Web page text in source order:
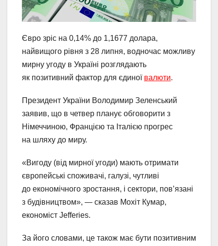
Євро зріс на 0,14% до 1,1677 долара,
найвищого рівня з 28 липня, водночас можливу
мирну угоду в Україні розглядають
як позитивний фактор для єдиної валюти.
Президент України Володимир Зеленський
заявив, що в четвер планує обговорити з
Німеччиною, Францією та Італією прогрес
на шляху до миру.
«Вигоду (від мирної угоди) мають отримати
європейські споживачі, галузі, чутливі
до економічного зростання, і сектори, пов’язані
з будівництвом», — сказав Мохіт Кумар,
економіст Jefferies.
За його словами, це також має бути позитивним